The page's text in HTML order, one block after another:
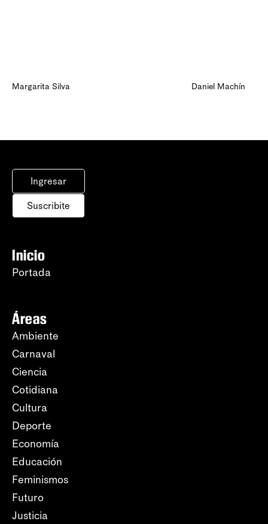
Margarita Silva Daniel Machín
Ingresar
Suscribite
Inicio
Portada
Áreas
Ambiente
Carnaval
Ciencia
Cotidiana
Cultura
Deporte
Economía
Educación
Feminismos
Futuro
Justicia